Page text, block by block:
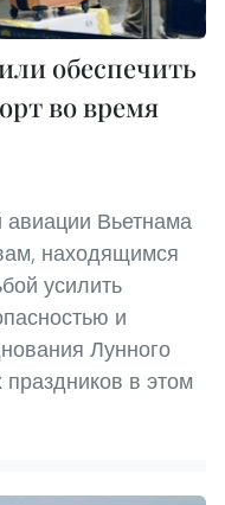
обеспечить
во время
Вьетнама
находящимся
усилить
и
Лунного
в этом